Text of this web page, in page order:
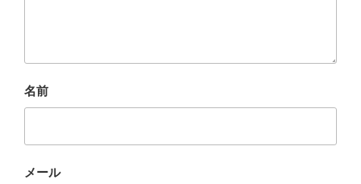
名前
メール